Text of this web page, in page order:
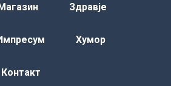
Здравје
Хумор
Контакт